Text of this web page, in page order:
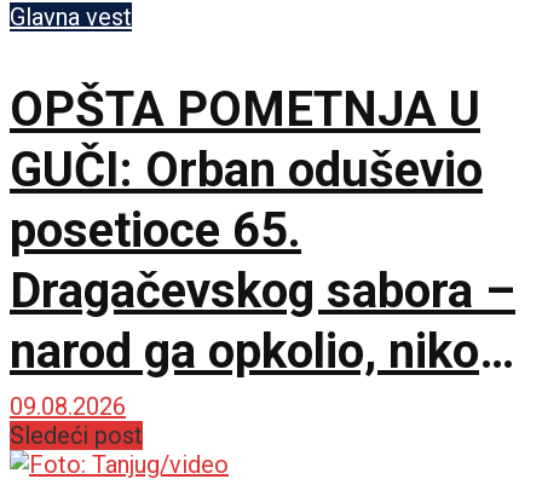
Glavna vest
OPŠTA POMETNJA U
GUČI: Orban oduševio
posetioce 65.
Dragačevskog sabora –
narod ga opkolio, niko
ne veruje koliko je
opušten
09.08.2026
Sledeći post